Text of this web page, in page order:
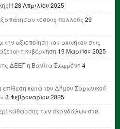
28 Απριλίου 2025
τόσους πολλούς 29
την αξιοποίηση του ακινήτου στις
η κυβέρνηση 19 Μαρτίου 2025
ΔΕΕΠ η Βανίτα Σωφρόνη 4
κατά του Δήμου Σαρωνικού
3 Φεβρουαρίου 2025
κάθαρσης των σκανδάλων στο